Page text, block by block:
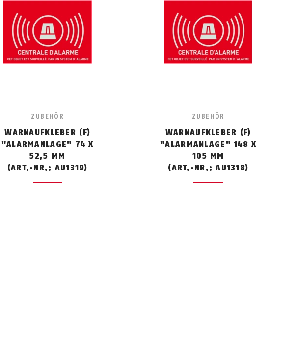
ZUBEHÖR
WARNAUFKLEBER (F)
"ALARMANLAGE" 74 X
52,5 MM
(ART.-NR.: AU1319)
ZUBEHÖR
WARNAUFKLEBER (F)
"ALARMANLAGE" 148 X
105 MM
(ART.-NR.: AU1318)